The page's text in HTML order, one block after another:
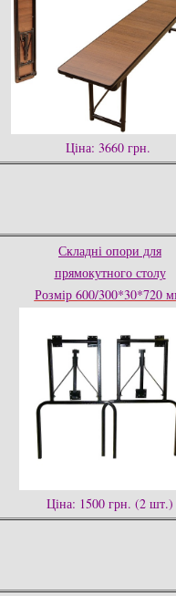
Ціна: 3660 грн.
Складні опори для
прямокутного столу
Розмір 600/300*30*720
Ціна: 1500 грн. (2 шт.)